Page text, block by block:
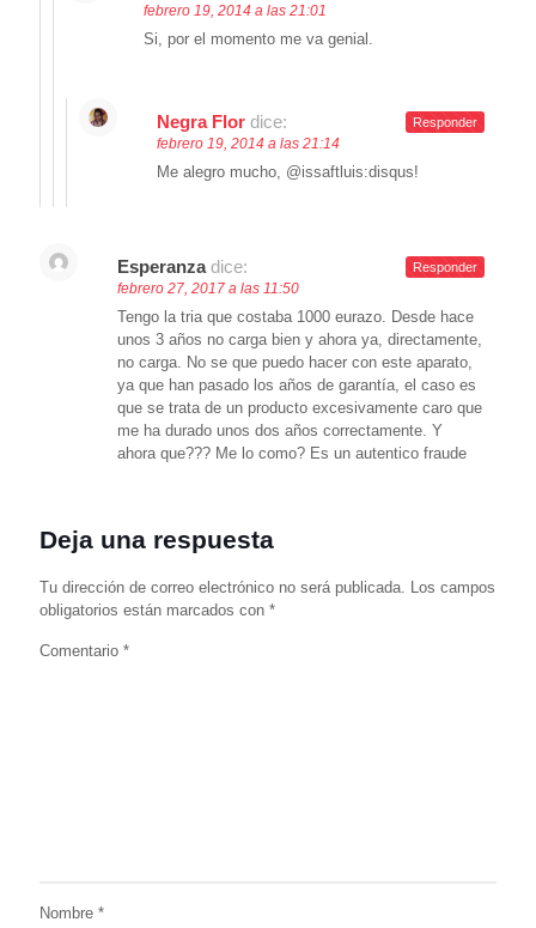
febrero 19, 2014 a las 21:01
Si, por el momento me va genial.
Negra Flor dice:
febrero 19, 2014 a las 21:14
Me alegro mucho, @issaftluis:disqus!
Responder
Esperanza dice:
febrero 27, 2017 a las 11:50
Tengo la tria que costaba 1000 eurazo. Desde hace
unos 3 años no carga bien y ahora ya, directamente,
no carga. No se que puedo hacer con este aparato,
ya que han pasado los años de garantía, el caso es
que se trata de un producto excesivamente caro que
me ha durado unos dos años correctamente. Y
ahora que??? Me lo como? Es un autentico fraude
Responder
Deja una respuesta
Tu dirección de correo electrónico no será publicada. Los campos
obligatorios están marcados con *
Comentario *
Nombre *